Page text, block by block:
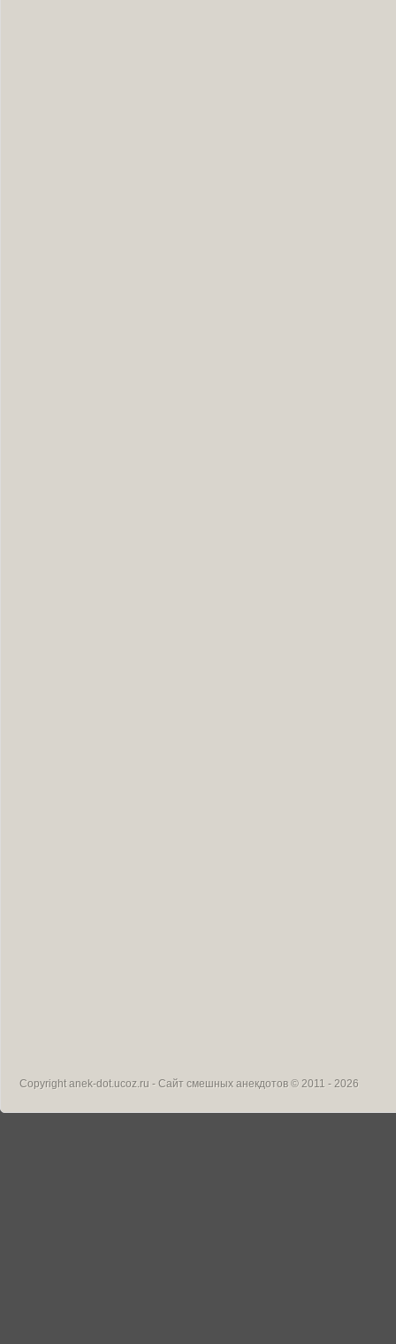
Copyrightanek-dot.ucoz.ru - Сайт смешных анекдотов © 2011 - 2026